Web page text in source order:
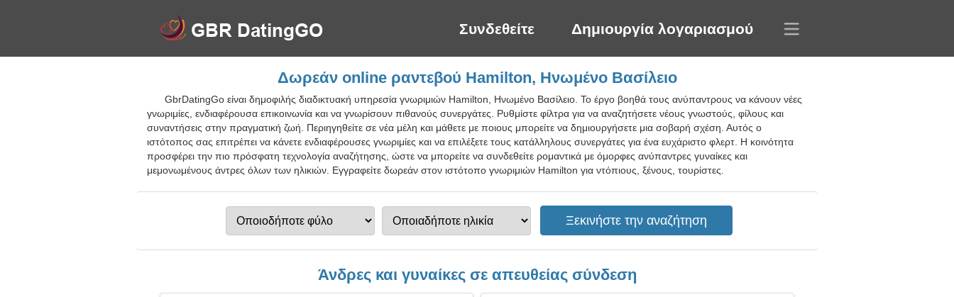
Συνδεθείτε Δημιουργία λογαριασμού
Δωρεάν online ραντεβού Hamilton, Ηνωμένο Βασίλειο
GbrDatingGo είναι δημοφιλής διαδικτυακή υπηρεσία γνωριμιών Hamilton, Ηνωμένο Βασίλειο. Το έργο βοηθά τους ανύπαντρους να κάνουν νέες
γνωριμίες, ενδιαφέρουσα επικοινωνία και να γνωρίσουν πιθανούς συνεργάτες. Ρυθμίστε φίλτρα για να αναζητήσετε νέους γνωστούς, φίλους και
συναντήσεις στην πραγματική ζωή. Περιηγηθείτε σε νέα μέλη και μάθετε με ποιους μπορείτε να δημιουργήσετε μια σοβαρή σχέση. Αυτός ο
ιστότοπος σας επιτρέπει να κάνετε ενδιαφέρουσες γνωριμίες και να επιλέξετε τους κατάλληλους συνεργάτες για ένα ευχάριστο φλερτ. Η κοινότητα
προσφέρει την πιο πρόσφατη τεχνολογία αναζήτησης, ώστε να μπορείτε να συνδεθείτε ρομαντικά με όμορφες ανύπαντρες γυναίκες και
μεμονωμένους άντρες όλων των ηλικιών. Εγγραφείτε δωρεάν στον ιστότοπο γνωριμιών Hamilton για ντόπιους, ξένους, τουρίστες.
Άνδρες και γυναίκες σε απευθείας σύνδεση